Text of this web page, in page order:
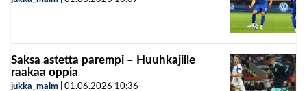
Saksa astetta parempi – Huuhkajille
raakaa oppia
jukka_malm 01.06.2026 10:36